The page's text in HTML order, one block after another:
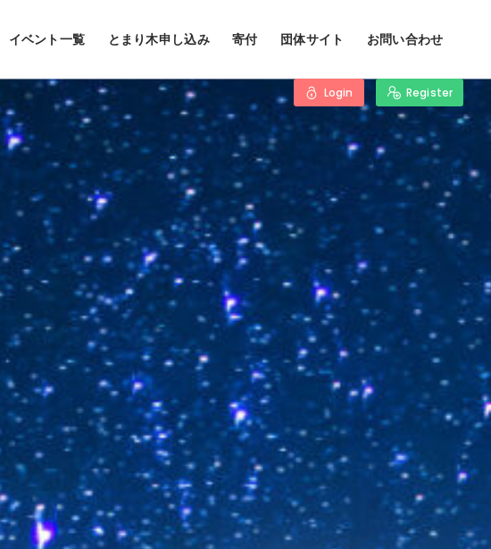
イベント一覧 とまり木申し込み 寄付 団体サイト お問い合わせ
Login Register